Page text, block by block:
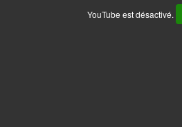
YouTube est désactivé.